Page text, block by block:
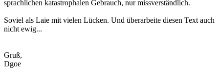
sprachlichen katastrophalen Gebrauch, nur missverständlich.
Soviel als Laie mit vielen Lücken. Und überarbeite diesen Text auch
nicht ewig...
Gruß,
Dgoe